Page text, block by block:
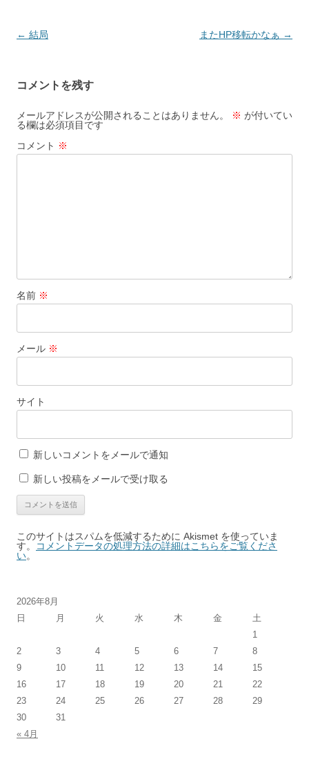
投
ビ
ゲ
ー
シ
← 結局 またHP移転かなぁ →
コメントを残す
メールアドレスが公開されることはありません。 ※ が付いてい
る欄は必須項目です
コメント ※
名前 ※
メール ※
サイト
新しいコメントをメールで通知
新しい投稿をメールで受け取る
このサイトはスパムを低減するために Akismet を使っていま
す。
コメントデータの処理方法の詳細はこちらをご覧くださ
い。
2026年8月
日
月 火 水 木 金
土
1
2
3 4 5 6 7
8
9
10 11 12 13 14
15
16
17 18 19 20 21
22
23
24 25 26 27 28
29
30
31
« 4月